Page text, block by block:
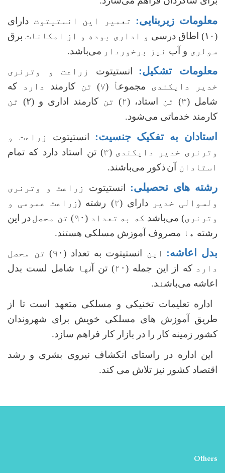
معلومات زیربنایی: تعمیر این انستیتوت دارای
(۱۰) اطاق درسی
و اداری بوده و از امکانات برق
سولری و آب نیز برخوردار می‌باشد.
معلومات تشکیل: انستیتوت
زراعت و وترنری
خدیر دایکندی مجموعأ (۷) تنکارمند دارد
که
شامل (۳) تن استاد، (۲) تن کارمند اداری و (۲)
تن
کارمند خدماتی می‌شود.
استادان به تفکیک جنسیت: انستیتوت
زراعت و
وترنری خدیر دایکندی (۳) تن استاد دارد که تمام
استادان
آنذکور می‌باشند.
رشته های تحصیلی: انستیتوت
زراعت و وترنری
ولسوالی خدیر
دارای (۲) رشته (زراعت عمومی و
وترنری) می‌باشد که به تعداد (۹۰) تن محصل در این
رشته ها مصروف آموزش‌ مسلکی هستند.
بدل اعاشه: این انستیتوت به تعداد (۹۰) تن محصل
دارد که از این جمله (۲۰) تن آنها
شامل لست بدل
اعاشه می‌باشند.
اداره تعلیمات تخنیکی و مسلکی متعهد است تا از
طریق آموزش های مسلکی خویش برای شهروندان
کشور زمینه کار را در بازار کار فراهم سازد.
این اداره در راستای انکشاف نیروی بشری و رشد
اقتصاد کشور نیز تلاش می کند.
Others